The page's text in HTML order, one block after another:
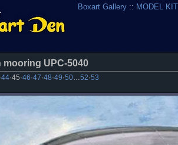
Boxart Gallery :: MODEL
mooring UPC-5040
·44·45·46·47·48·49·50 52·53